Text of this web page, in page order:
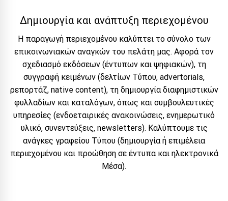
Δημιουργία και ανάπτυξη περιεχομένου
Η παραγωγή περιεχομένου καλύπτει το σύνολο των
επικοινωνιακών αναγκών του πελάτη μας. Αφορά τον
σχεδιασμό εκδόσεων (έντυπων και ψηφιακών), τη
συγγραφή κειμένων (δελτίων Τύπου, advertorials,
ρεπορτάζ, native content), τη δημιουργία διαφημιστικών
φυλλαδίων και καταλόγων, όπως και συμβουλευτικές
υπηρεσίες (ενδοεταιρικές ανακοινώσεις, ενημερωτικό
υλικό, συνεντεύξεις, newsletters). Καλύπτουμε τις
ανάγκες γραφείου Τύπου (δημιουργία ή επιμέλεια
περιεχομένου και προώθηση σε έντυπα και ηλεκτρονικά
Μέσα).